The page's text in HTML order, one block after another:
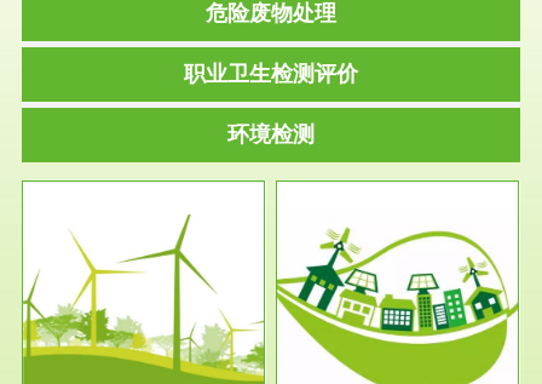
危险废物处理
职业卫生检测评价
环境检测
服务范围
环保竣工验收
根据《建设项目环境保护管理条